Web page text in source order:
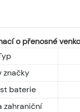
o přenosné
značky
baterie
zahraniční